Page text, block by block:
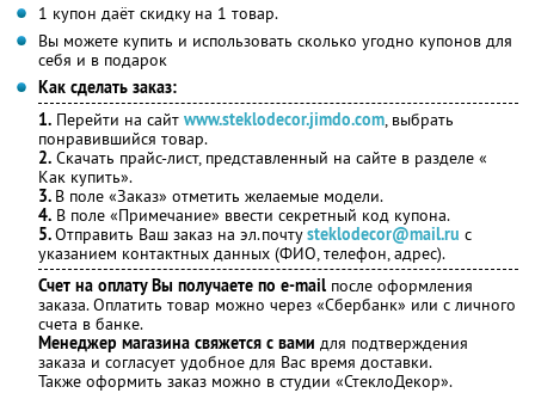
1 купон даёт скидку на 1 товар.
Вы можете купить и использовать сколько угодно купонов для
себя и в подарок
Как сделать заказ:
1. Перейти на сайт www.steklodecor.jimdo.com, выбрать
понравившийся товар.
2. Скачать прайс-лист, представленный на сайте в разделе «
Как купить».
3. В поле «Заказ» отметить желаемые модели.
4. В поле «Примечание» ввести секретный код купона.
5.Отправить Ваш заказ на эл.почтуsteklodecor@mail.ru с
указанием контактных данных (ФИО, телефон, адрес).
Счет на оплату Вы получаете по e-mail после оформления
заказа. Оплатить товар можно через «Сбербанк» или с личного
счета в банке.
Менеджер магазина свяжется с вами для подтверждения
заказа и согласует удобное для Вас время доставки.
Также оформить заказ можно в студии «СтеклоДекор».